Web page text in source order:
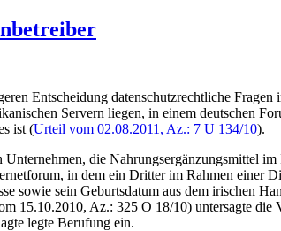
Entscheidung datenschutzrechtliche
Servern liegen, in einem deutschen
ist (Urteil vom 02.08.2011, Az.: 7 U 134/10).
die Nahrungsergänzungsmittel
in dem ein Dritter im Rahmen einer
sowie sein Geburtsdatum aus dem irischen
15.10.2010, Az.: 325 O 18/10) untersagte
legte Berufung ein.